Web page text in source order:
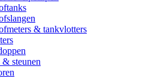
& tankvlotters
steunen